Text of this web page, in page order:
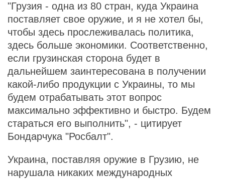
"Грузия - одна из 80 стран, куда Украина
поставляет свое оружие, и я не хотел бы,
чтобы здесь прослеживалась политика,
здесь больше экономики. Соответственно,
если грузинская сторона будет в
дальнейшем заинтересована в получении
какой-либо продукции с Украины, то мы
будем отрабатывать этот вопрос
максимально эффективно и быстро. Будем
стараться его выполнить", - цитирует
Бондарчука "Росбалт".
Украина, поставляя оружие в Грузию, не
нарушала никаких международных